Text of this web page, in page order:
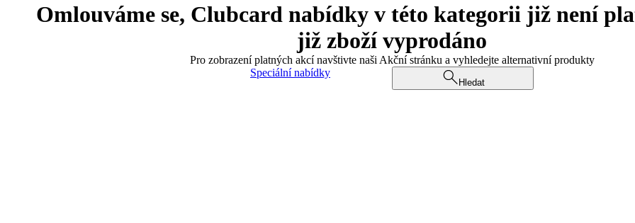
Omlouváme se, Clubcard nabídky v této kategorii již není
již zboží vyprodáno
Pro zobrazení platných akcí navštivte naši Akční stránku a vyhledejte alternativní produkty
Speciální nabídky
Hledat